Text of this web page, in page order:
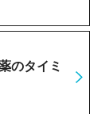
のタイミ